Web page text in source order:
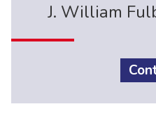
J. William